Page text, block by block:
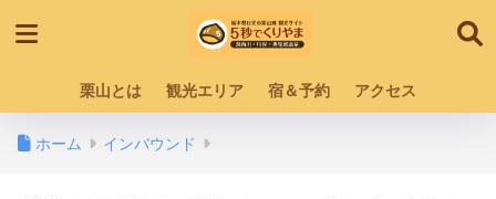
栗山とは 観光エリア 宿＆予約 アクセス
ホーム インバウンド